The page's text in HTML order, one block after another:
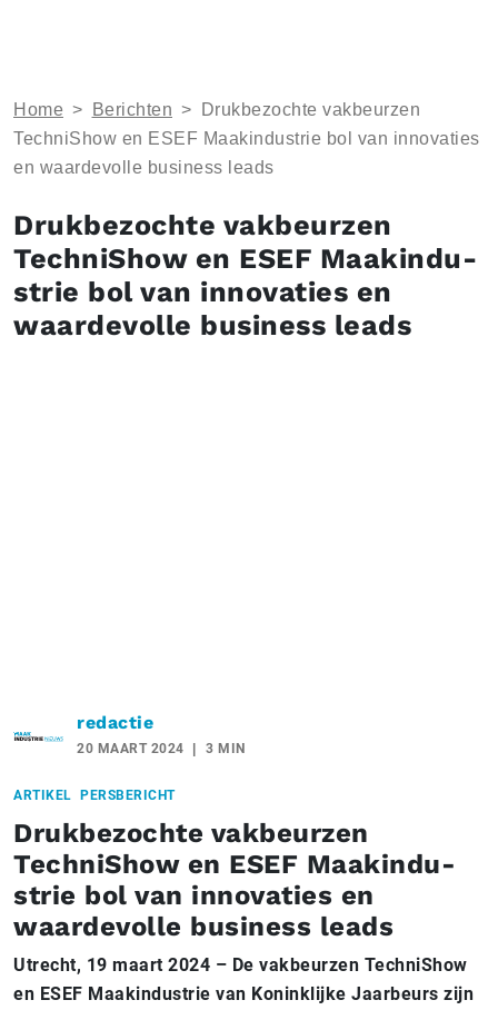
Home > Berichten >
Druk­be­zoch­te vakbeurzen
TechniShow en ESEF Maak­in­du­strie bol van innovaties
en waardevolle business leads
Druk­be­zoch­te vakbeurzen
TechniShow en ESEF Maak­in­du­
strie bol van innovaties en
waardevolle business leads
redactie
20 MAART 2024 3 MIN
ARTIKEL PERSBERICHT
Druk­be­zoch­te vakbeurzen
TechniShow en ESEF Maak­in­du­
strie bol van innovaties en
waardevolle business leads
Utrecht, 19 maart 2024 – De vakbeurzen TechniShow
en ESEF Maakindustrie van Koninklijke Jaarbeurs zijn